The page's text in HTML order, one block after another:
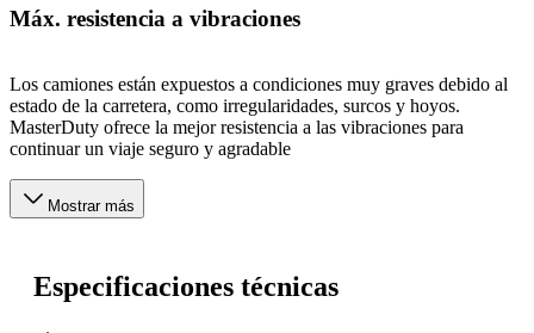
Máx. resistencia a vibraciones
Los camiones están expuestos a condiciones muy graves debido al
estado de la carretera, como irregularidades, surcos y hoyos.
MasterDuty ofrece la mejor resistencia a las vibraciones para
continuar un viaje seguro y agradable
Mostrar más
Especificaciones técnicas